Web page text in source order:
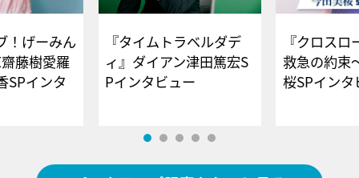
！げーみん
藤樹愛羅
SPインタ
『タイムトラベルダデ
ィ』ダイアン津田篤宏S
Pインタビュー
『クロス
救急の約束
桜SPイ